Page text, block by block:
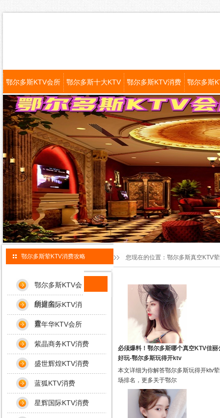
鄂尔多斯KTV会所 鄂尔多斯十大KTV 鄂尔多斯KTV消费 鄂尔多斯
必须爆料！鄂尔多斯哪个真空KTV佳丽
好玩-鄂尔多斯玩得开ktv
本文详细为你解答鄂尔多斯玩得开ktv
场排名，更多关于鄂尔
您现在的位置： 鄂尔多斯真空KTV
鄂尔多斯荤KTV消费攻略
鄂尔多斯KTV会
所排名
朗庭国际KTV消
费
嘉年华KTV会所
紫晶商务KTV消费
盛世辉煌KTV消费
蓝狐KTV消费
星辉国际KTV消费